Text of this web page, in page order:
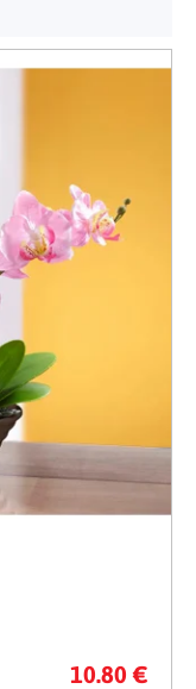
10.80 €